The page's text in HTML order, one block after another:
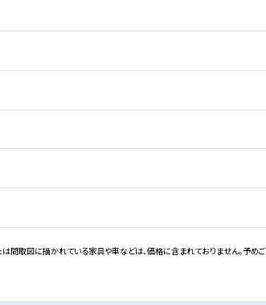
間取図に描かれている家具や車などは、価格に含まれておりません。予め